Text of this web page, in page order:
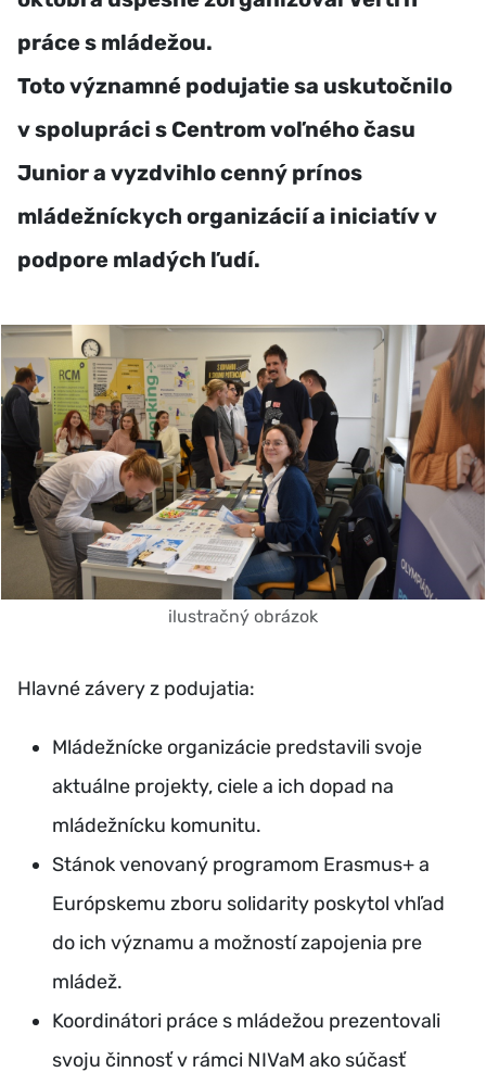
práce s mládežou.
Toto významné podujatie sa uskutočnilo
v spolupráci s Centrom voľného času
Junior a vyzdvihlo cenný prínos
mládežníckych organizácií a iniciatív v
podpore mladých ľudí.
ilustračný obrázok
Hlavné závery z podujatia:
Mládežnícke organizácie predstavili svoje
aktuálne projekty, ciele a ich dopad na
mládežnícku komunitu.
Stánok venovaný programom Erasmus+ a
Európskemu zboru solidarity poskytol vhľad
do ich významu a možností zapojenia pre
mládež.
Koordinátori práce s mládežou prezentovali
svoju činnosť v rámci NIVaM ako súčasť